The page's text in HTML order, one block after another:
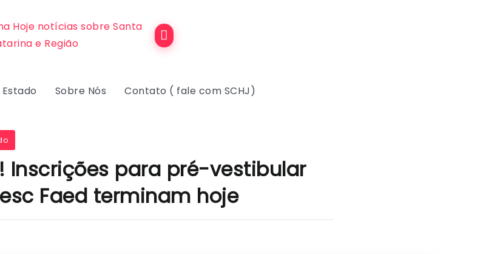
Sobre Nós Contato ( fale com SCHJ)
Inscrições para pré-vestibular
Faed terminam hoje